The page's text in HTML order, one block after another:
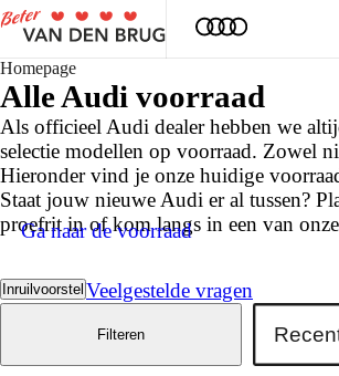
Homepage
AlleAudi voorraad
Als officieel Audi dealer hebben we
selectie modellen op voorraad. Zowel
Hieronder vind je onze huidige
Staat jouw nieuwe Audi er al tussen?
proefrit in of kom langs in een van
Inruilvoorstel Veelgestelde vragen
Ga naar de voorraad
Filteren